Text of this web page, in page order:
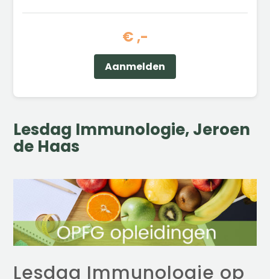
Lesdag Immunologie, Jeroen
de Haas
Lesdag Immunologie op
€ ,-
Aanmelden